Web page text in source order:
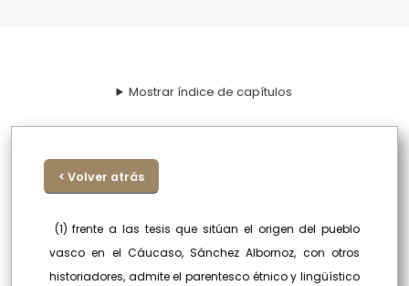
Mostrar índice de capítulos
< Volver atrás
(1) frente a las tesis que sitúan el origen del pueblo
vasco en el Cáucaso, Sánchez Albornoz, con otros
historiadores, admite el parentesco étnico y lingüístico